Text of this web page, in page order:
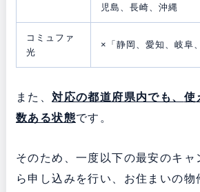
児島、長崎、沖縄
コミュファ
光
×「静岡、愛知、岐阜
また、対応の都道府県内でも、 使
数ある状態です。
そのため、一度以下の最安のキャ
ら申し込みを行い、お住まいの物